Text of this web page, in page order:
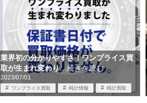
業界初の分かりやすさ！ワンプライス買
取が生まれ変わり…続きを読む
2023/07/01
ワンプライス買取 時計情報 時計買取